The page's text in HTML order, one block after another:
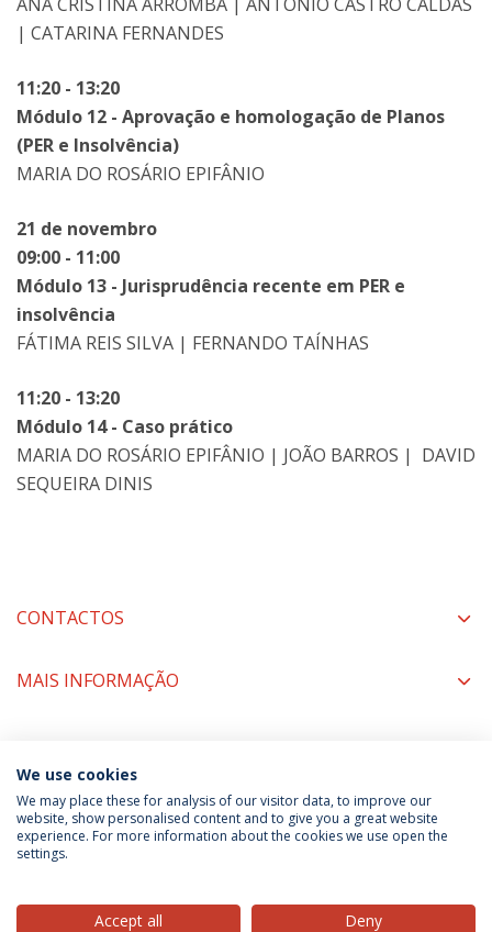
| CATARINA FERNANDES
11:20 - 13:20
Módulo 12 - Aprovação e homologação de Planos
(PER e Insolvência)
MARIA DO ROSÁRIO EPIFÂNIO
21 de novembro
09:00 - 11:00
Módulo 13 - Jurisprudência recente em PER e
insolvência
FÁTIMA REIS SILVA | FERNANDO TAÍNHAS
11:20 - 13:20
Módulo 14 - Caso prático
MARIA DO ROSÁRIO EPIFÂNIO | JOÃO BARROS | DAVID
SEQUEIRA DINIS
CONTACTOS
MAIS INFORMAÇÃO
COORDENADORES
Política de Privacidade
Termos & Condições
We use cookies
We may place these for analysis of our visitor data, to improve our
website, show personalised content and to give you a great website
experience. For more information about the cookies we use open the
settings.
Accept all Deny